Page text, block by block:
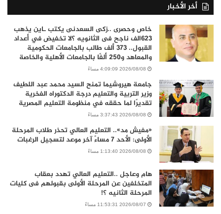
أخر الأخبار
خاص وحصرى ..زكى السعدنى يكتب ـاين يذهب
٦٢٣الف ناجح فى الثانويه ؟لا تخفيض في أعداد
القبول.. 373 ألف طالب بالجامعات الحكومية
والمعاهد و250 ألفًا بالجامعات الأهلية والخاصة
2026/08/08 4:09:09 مساءً
جامعة هيروشيما تمنح السيد محمد عبد اللطيف
وزير التربية والتعليم درجة الدكتوراه الفخرية
تقديرًا لما حققه في منظومة التعليم المصرية
2026/08/08 3:37:43 مساءً
«مفيش مد».. التعليم العالي تحذر طلاب المرحلة
الأولى: الأحد 7 مساءً آخر موعد لتسجيل الرغبات
2026/08/08 1:13:40 مساءً
هام وعاجل ..التعليم العالي تهدد بعقاب
المتخلفين عن المرحلة الأولى بقبولهم فى كليات
المرحلة الثانيه ؟!
2026/08/07 11:53:31 مساءً